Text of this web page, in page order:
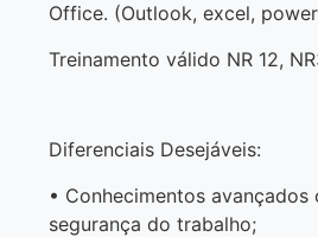
Office. (Outlook, excel,
Treinamento válido NR 12,
Diferenciais Desejáveis:
• Conhecimentos avançados
segurança do trabalho;